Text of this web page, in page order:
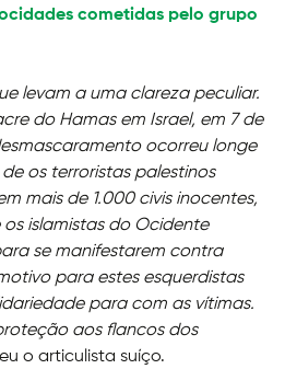
cometidas pelo grupo
levam a uma clareza peculiar.
do Hamas em Israel, em 7 de
ocorreu longe
os terroristas palestinos
mais de 1.000 civis inocentes,
islamistas do Ocidente
se manifestarem contra
para estes esquerdistas
para com as vítimas.
aos flancos dos
o articulista suíço.